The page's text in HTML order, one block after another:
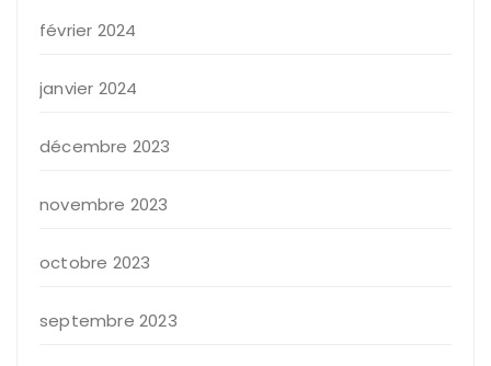
février 2024
janvier 2024
décembre 2023
novembre 2023
octobre 2023
septembre 2023